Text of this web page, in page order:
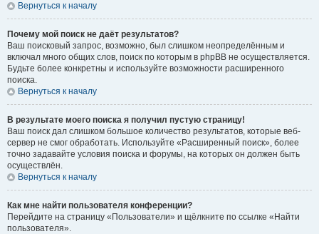
Вернуться к началу
Почему мой поиск не даёт результатов?
Ваш поисковый запрос, возможно, был слишком неопределённым и
включал много общих слов, поиск по которым в phpBB не осуществляется.
Будьте более конкретны и используйте возможности расширенного
поиска.
Вернуться к началу
В результате моего поиска я получил пустую страницу!
Ваш поиск дал слишком большое количество результатов, которые веб-
сервер не смог обработать. Используйте «Расширенный поиск», более
точно задавайте условия поиска и форумы, на которых он должен быть
осуществлён.
Вернуться к началу
Как мне найти пользователя конференции?
Перейдите на страницу «Пользователи» и щёлкните по ссылке «Найти
пользователя».